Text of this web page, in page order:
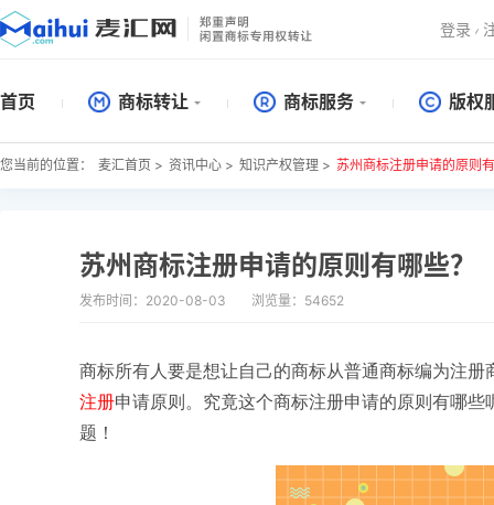
登录
首页 商标转让 商标服务 版权
您当前的位置： 麦汇首页 > 资讯中心 > 知识产权管理 > 苏州商标注册申请的原则
苏州商标注册申请的原则有哪些？
发布时间：2020-08-03 浏览量：54652
商标所有人要是想让自己的商标从普通商标编为注
注册申请原则。究竟这个商标注册申请的原则有哪
题！